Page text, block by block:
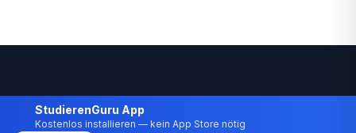
StudierenGuru App
Kostenlos installieren — kein App Store nötig